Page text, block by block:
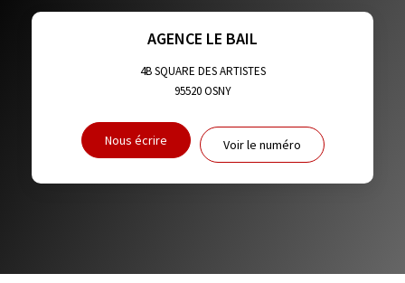
DISTANCE DE L'AÉROPORT : SUPERFICIE :
RESTAURANTS ET CAFÉS COMMERCES
AGENCE LE BAIL
4B SQUARE DES ARTISTES
95520OSNY
Nous écrire Voir le numéro